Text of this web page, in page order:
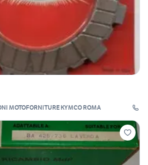
NAPOLEONI MOTOFORNITURE KYMCO ROMA